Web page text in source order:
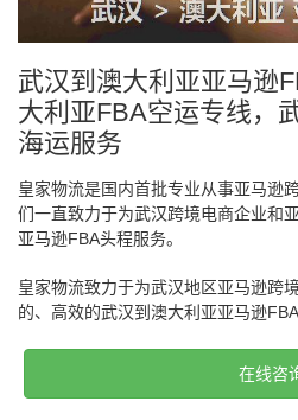
武汉到澳大利亚亚马逊
大利亚FBA空运专线，
海运服务
皇家物流是国内首批专业从事亚马逊
们一直致力于为武汉跨境电商企业和
亚马逊FBA头程服务。
皇家物流致力于为武汉地区亚马逊跨
的、高效的武汉到澳大利亚亚马逊
在线咨